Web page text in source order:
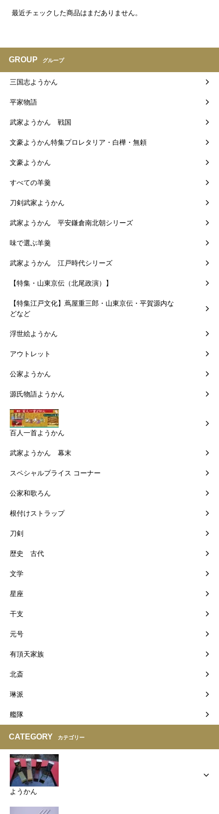
最近チェックした商品はまだありません。
GROUP グループ
三国志ようかん
平家物語
武家ようかん 戦国
文豪ようかん特集プロレタリア・白樺・無頼
文豪ようかん
すべての羊羹
刀剣武家ようかん
武家ようかん 平安鎌倉南北朝シリーズ
味で選ぶ羊羹
武家ようかん 江戸時代シリーズ
【特集・山東京伝（北尾政演）】
【特集江戸文化】蔦屋重三郎・山東京伝・平賀源内な
どなど
浮世絵ようかん
アウトレット
公家ようかん
源氏物語ようかん
百人一首ようかん
武家ようかん 幕末
スペシャルプライス コーナー
公家和歌ろん
根付けストラップ
刀剣
歴史 古代
文学
星座
干支
元号
有頂天家族
北斎
琳派
艦隊
CATEGORY カテゴリー
ようかん